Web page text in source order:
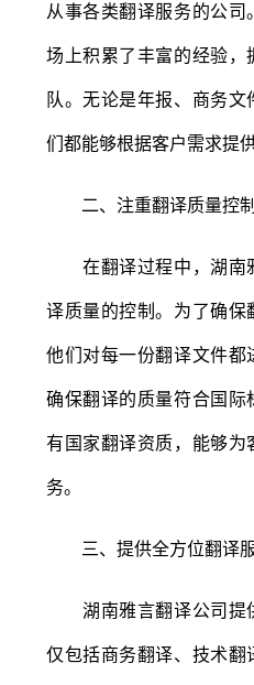
从事各类翻译服务的公
场上积累了丰富的经验
队。无论是年报、商务
们都能够根据客户需求提
二、注重翻译质量控
在翻译过程中，湖南
译质量的控制。为了确保
他们对每一份翻译文件都
确保翻译的质量符合国
有国家翻译资质，能够
务。
三、提供全方位翻译
湖南雅言翻译公司提
仅包括商务翻译、技术